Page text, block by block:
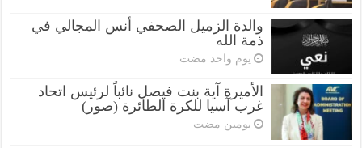
والدة الزميل الصحفي أنس المجالي في
ذمة الله
‏يوم واحد مضت
الأميرة آية بنت فيصل نائباً لرئيس اتحاد
غرب آسيا للكرة الطائرة (صور)
‏يومين مضت